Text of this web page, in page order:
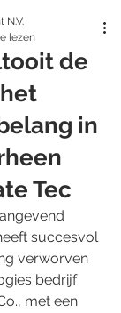
de
in
Tec
N.V.
lezen
succesvol
verworven
bedrijf
met een